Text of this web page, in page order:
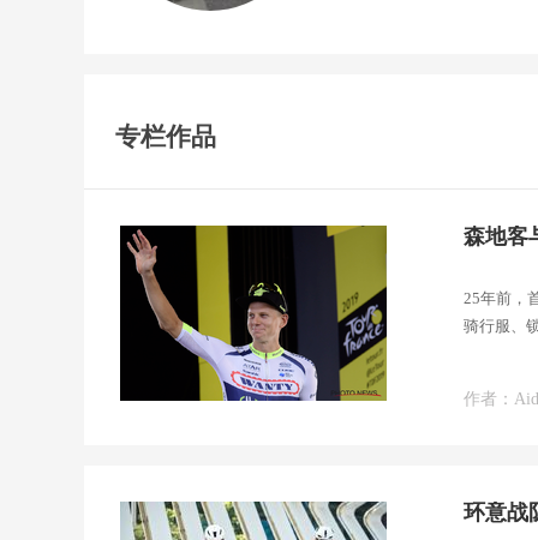
专栏作品
森地客
25年前，
骑行服、
作者：
环意战